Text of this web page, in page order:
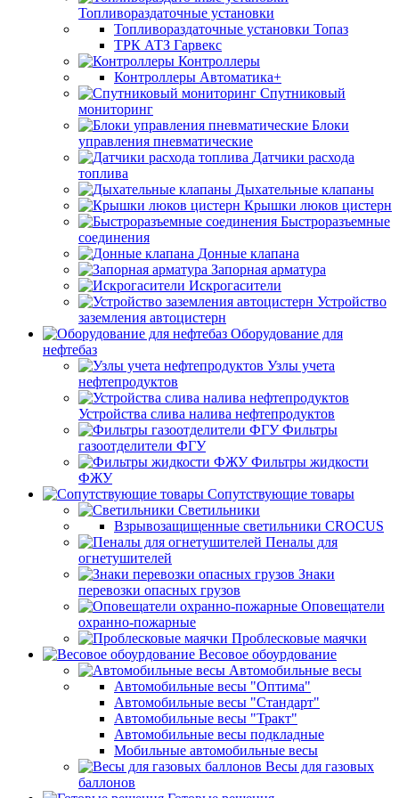
Топливораздаточные установки
Топливораздаточные установки Топаз
ТРК АТЗ Гарвекс
Контроллеры
Контроллеры Автоматика+
Спутниковый
мониторинг
Блоки
управления пневматические
Датчики расхода
топлива
Дыхательные клапаны
Крышки люков цистерн
Быстроразъемные
соединения
Донные клапана
Запорная арматура
Искрогасители
Устройство
заземления автоцистерн
Оборудование для
нефтебаз
Узлы учета
нефтепродуктов
Устройства слива налива нефтепродуктов
Фильтры
газоотделители ФГУ
Фильтры жидкости
ФЖУ
Сопутствующие товары
Светильники
Взрывозащищенные светильники CROCUS
Пеналы для
огнетушителей
Знаки
перевозки опасных грузов
Оповещатели
охранно-пожарные
Проблесковые маячки
Весовое обоурдование
Автомобильные весы
Автомобильные весы "Оптима"
Автомобильные весы "Стандарт"
Автомобильные весы "Тракт"
Автомобильные весы подкладные
Мобильные автомобильные весы
Весы для газовых
баллонов